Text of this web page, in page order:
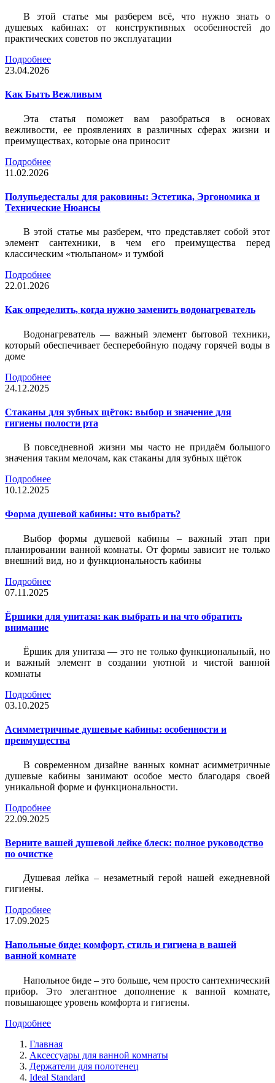
В этой статье мы разберем всё, что нужно знать о
душевых кабинах: от конструктивных особенностей до
практических советов по эксплуатации
Подробнее
23.04.2026
Как Быть Вежливым
Эта статья поможет вам разобраться в основах
вежливости, ее проявлениях в различных сферах жизни и
преимуществах, которые она приносит
Подробнее
11.02.2026
Полупьедесталы для раковины: Эстетика, Эргономика и
Технические Нюансы
В этой статье мы разберем, что представляет собой этот
элемент сантехники, в чем его преимущества перед
классическим «тюльпаном» и тумбой
Подробнее
22.01.2026
Как определить, когда нужно заменить водонагреватель
Водонагреватель — важный элемент бытовой техники,
который обеспечивает бесперебойную подачу горячей воды в
доме
Подробнее
24.12.2025
Стаканы для зубных щёток: выбор и значение для
гигиены полости рта
В повседневной жизни мы часто не придаём большого
значения таким мелочам, как стаканы для зубных щёток
Подробнее
10.12.2025
Форма душевой кабины: что выбрать?
Выбор формы душевой кабины – важный этап при
планировании ванной комнаты. От формы зависит не только
внешний вид, но и функциональность кабины
Подробнее
07.11.2025
Ёршики для унитаза: как выбрать и на что обратить
внимание
Ёршик для унитаза — это не только функциональный, но
и важный элемент в создании уютной и чистой ванной
комнаты
Подробнее
03.10.2025
Асимметричные душевые кабины: особенности и
преимущества
В современном дизайне ванных комнат асимметричные
душевые кабины занимают особое место благодаря своей
уникальной форме и функциональности.
Подробнее
22.09.2025
Верните вашей душевой лейке блеск: полное руководство
по очистке
Душевая лейка – незаметный герой нашей ежедневной
гигиены.
Подробнее
17.09.2025
Напольные биде: комфорт, стиль и гигиена в вашей
ванной комнате
Напольное биде – это больше, чем просто сантехнический
прибор. Это элегантное дополнение к ванной комнате,
повышающее уровень комфорта и гигиены.
Подробнее
Главная
Аксессуары для ванной комнаты
Держатели для полотенец
Ideal Standard